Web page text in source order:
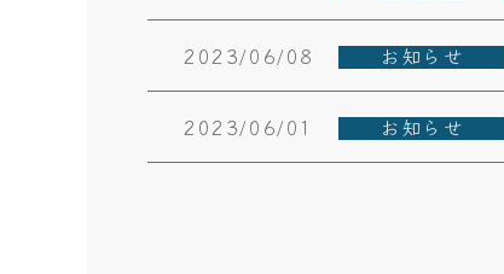
2023/06/08 お知らせ
2023/06/01 お知らせ